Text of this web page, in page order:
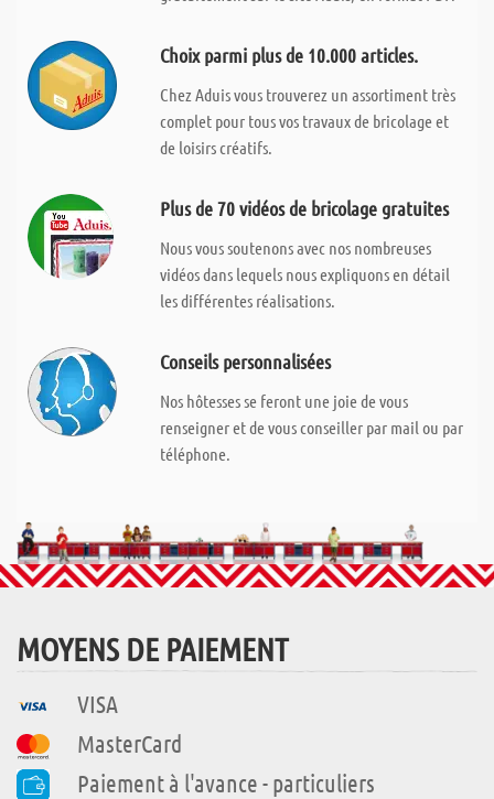
Choix parmi plus de 10.000 articles.
Chez Aduis vous trouverez un assortiment très
complet pour tous vos travaux de bricolage et
de loisirs créatifs.
Plus de 70 vidéos de bricolage gratuites
Nous vous soutenons avec nos nombreuses
vidéos dans lequels nous expliquons en détail
les différentes réalisations.
Conseils personnalisées
Nos hôtesses se feront une joie de vous
renseigner et de vous conseiller par mail ou par
téléphone.
MOYENS DE PAIEMENT
VISA
MasterCard
Paiement à l'avance - particuliers